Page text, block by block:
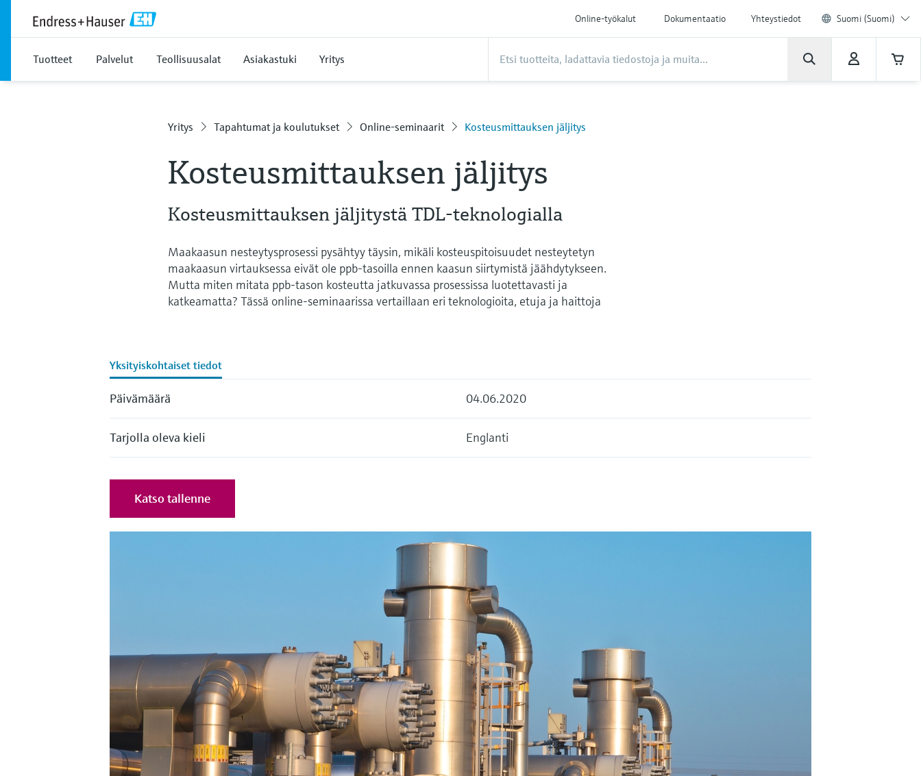
Online-työkalut Dokumentaatio Yhteystiedot Suomi (Suomi)
Tuotteet Palvelut Teollisuusalat Asiakastuki Yritys
Yritys Tapahtumat ja koulutukset Online-seminaarit Kosteusmittauksen jäljitys
Kosteusmittauksen jäljitys
Kosteusmittauksen jäljitystä TDL-teknologialla
Maakaasun nesteytysprosessi pysähtyy täysin, mikäli kosteuspitoisuudet nesteytetyn
maakaasun virtauksessa eivät ole ppb-tasoilla ennen kaasun siirtymistä jäähdytykseen.
Mutta miten mitata ppb-tason kosteutta jatkuvassa prosessissa luotettavasti ja
katkeamatta? Tässä online-seminaarissa vertaillaan eri teknologioita, etuja ja haittoja
Yksityiskohtaiset tiedot
Päivämäärä 04.06.2020
Tarjolla oleva kieli Englanti
Katso tallenne